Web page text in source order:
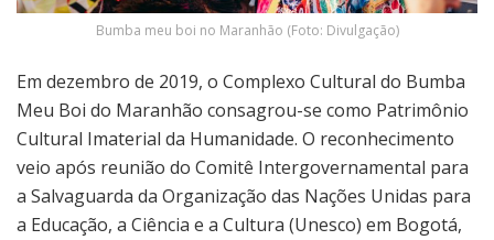
Bumba meu boi no Maranhão (Foto: Divulgação)
Em dezembro de 2019, o Complexo Cultural do Bumba
Meu Boi do Maranhão consagrou-se como Patrimônio
Cultural Imaterial da Humanidade. O reconhecimento
veio após reunião do Comitê Intergovernamental para
a Salvaguarda da Organização das Nações Unidas para
a Educação, a Ciência e a Cultura (Unesco) em Bogotá,